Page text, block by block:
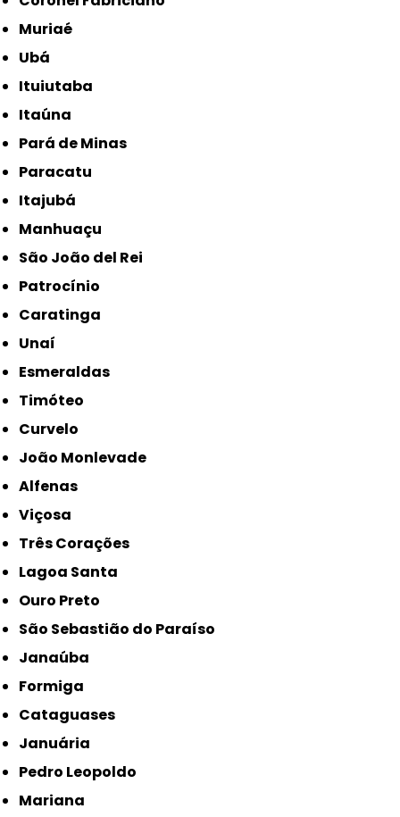
Muriaé
Ubá
Ituiutaba
Itaúna
Pará de Minas
Paracatu
Itajubá
Manhuaçu
São João del Rei
Patrocínio
Caratinga
Unaí
Esmeraldas
Timóteo
Curvelo
João Monlevade
Alfenas
Viçosa
Três Corações
Lagoa Santa
Ouro Preto
São Sebastião do Paraíso
Janaúba
Formiga
Cataguases
Januária
Pedro Leopoldo
Mariana